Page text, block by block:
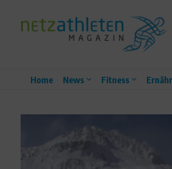
Home News Fitness